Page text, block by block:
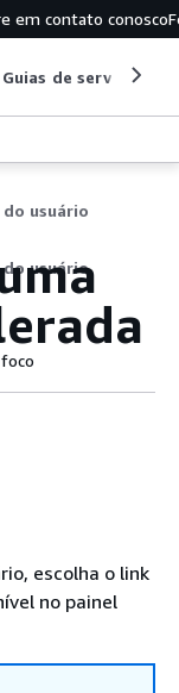
em contato conosco
Guias de serviço
do usuário
do usuário
escolha o link
no painel